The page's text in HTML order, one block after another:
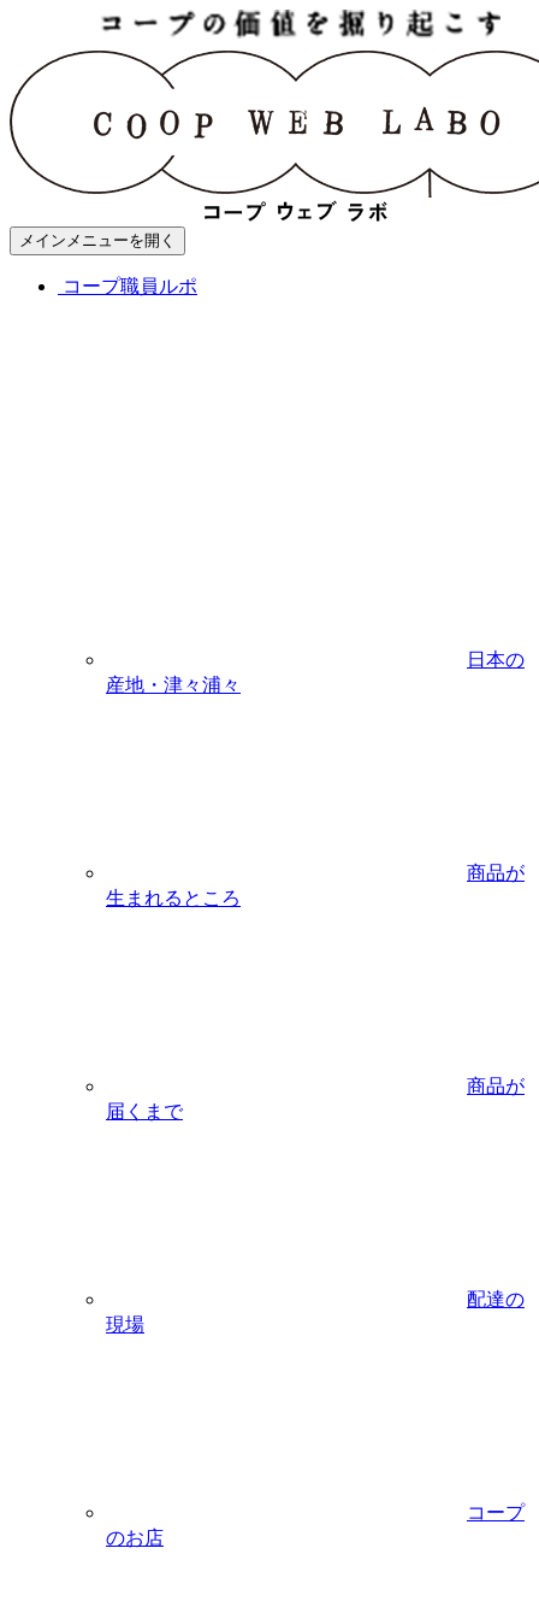
メインメニューを開く
コープ職員ルポ
日本の
産地・津々浦々
商品が
生まれるところ
商品が
届くまで
配達の
現場
コープ
のお店